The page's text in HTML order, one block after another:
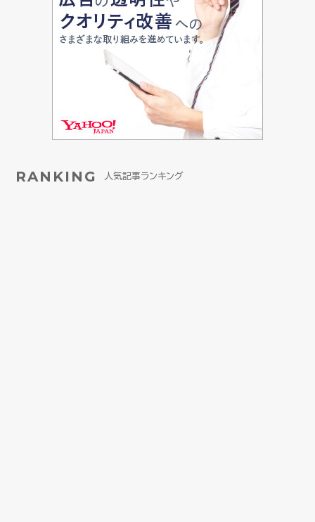
RANKING 人気記事ランキング